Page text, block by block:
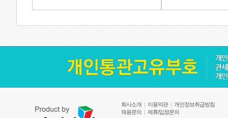
회사소개 | 이용약관 | 개인정보취급방침
채용문의 | 제휴/입점문의